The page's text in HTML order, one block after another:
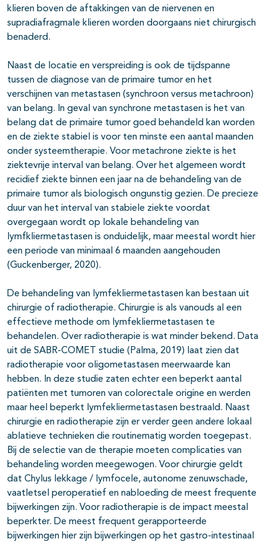
klieren boven de aftakkingen van de niervenen en
supradiafragmale klieren worden doorgaans niet chirurgisch
benaderd.
Naast de locatie en verspreiding is ook de tijdspanne
tussen de diagnose van de primaire tumor en het
verschijnen van metastasen (synchroon versus metachroon)
van belang. In geval van synchrone metastasen is het van
belang dat de primaire tumor goed behandeld kan worden
en de ziekte stabiel is voor ten minste een aantal maanden
onder systeemtherapie. Voor metachrone ziekte is het
ziektevrije interval van belang. Over het algemeen wordt
recidief ziekte binnen een jaar na de behandeling van de
primaire tumor als biologisch ongunstig gezien. De precieze
duur van het interval van stabiele ziekte voordat
overgegaan wordt op lokale behandeling van
lymfkliermetastasen is onduidelijk, maar meestal wordt hier
een periode van minimaal 6 maanden aangehouden
(Guckenberger, 2020).
De behandeling van lymfekliermetastasen kan bestaan uit
chirurgie of radiotherapie. Chirurgie is als vanouds al een
effectieve methode om lymfekliermetastasen te
behandelen. Over radiotherapie is wat minder bekend. Data
uit de SABR-COMET studie (Palma, 2019) laat zien dat
radiotherapie voor oligometastasen meerwaarde kan
hebben. In deze studie zaten echter een beperkt aantal
patiënten met tumoren van colorectale origine en werden
maar heel beperkt lymfekliermetastasen bestraald. Naast
chirurgie en radiotherapie zijn er verder geen andere lokaal
ablatieve technieken die routinematig worden toegepast.
Bij de selectie van de therapie moeten complicaties van
behandeling worden meegewogen. Voor chirurgie geldt
dat Chylus lekkage / lymfocele, autonome zenuwschade,
vaatletsel peroperatief en nabloeding de meest frequente
bijwerkingen zijn. Voor radiotherapie is de impact meestal
beperkter. De meest frequent gerapporteerde
bijwerkingen hier zijn bijwerkingen op het gastro-intestinaal